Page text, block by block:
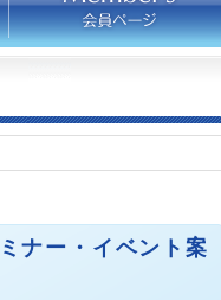
ナー・イベント案